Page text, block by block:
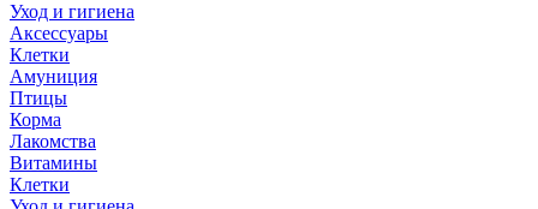
Уход и гигиена
Аксессуары
Клетки
Амуниция
Птицы
Корма
Лакомства
Витамины
Клетки